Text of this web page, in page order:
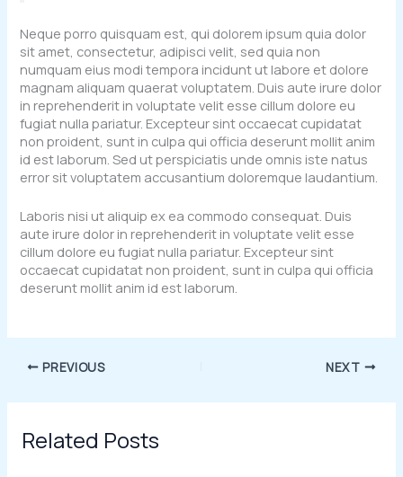
Neque porro quisquam est, qui dolorem ipsum quia dolor
sit amet, consectetur, adipisci velit, sed quia non
numquam eius modi tempora incidunt ut labore et dolore
magnam aliquam quaerat voluptatem. Duis aute irure dolor
in reprehenderit in voluptate velit esse cillum dolore eu
fugiat nulla pariatur. Excepteur sint occaecat cupidatat
non proident, sunt in culpa qui officia deserunt mollit anim
id est laborum. Sed ut perspiciatis unde omnis iste natus
error sit voluptatem accusantium doloremque laudantium.
Laboris nisi ut aliquip ex ea commodo consequat. Duis
aute irure dolor in reprehenderit in voluptate velit esse
cillum dolore eu fugiat nulla pariatur. Excepteur sint
occaecat cupidatat non proident, sunt in culpa qui officia
deserunt mollit anim id est laborum.
PREVIOUS NEXT
Related Posts